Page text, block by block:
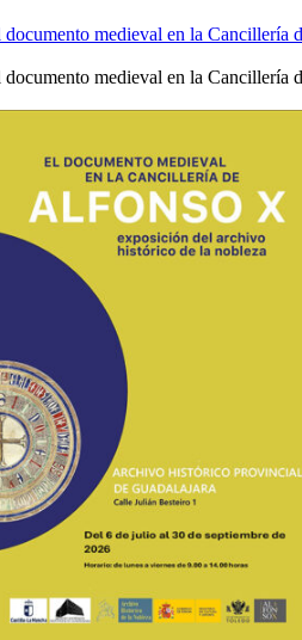
medieval en la Cancillería
medieval en la Cancillería